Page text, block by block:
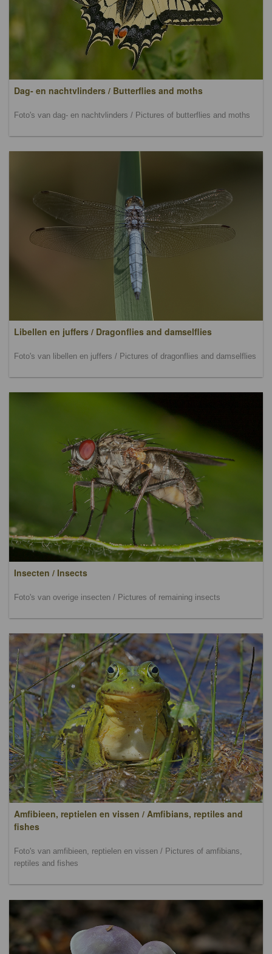
Dag- en nachtvlinders / Butterflies and moths
Foto's van dag- en nachtvlinders / Pictures of butterflies and moths
Libellen en juffers / Dragonflies and damselflies
Foto's van libellen en juffers / Pictures of dragonflies and damselflies
Insecten / Insects
Foto's van overige insecten / Pictures of remaining insects
Amfibieen, reptielen en vissen / Amfibians, reptiles and
fishes
Foto's van amfibieen, reptielen en vissen / Pictures of amfibians,
reptiles and fishes